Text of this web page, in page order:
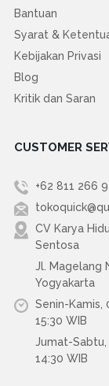
Bantuan
Syarat &
Kebijakan Privasi
Blog
Kritik dan Saran
CUSTOMER
+62 811 266
CV Karya
Sentosa
Jl. Magelang
Yogyakarta
Senin-Kamis,
15:30 WIB
Jumat-Sabtu,
14:30 WIB